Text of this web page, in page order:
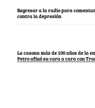
Regresar a la radio para
contra la depresión
La casona más de 100 años de la
Petro afinó su cara a cara con